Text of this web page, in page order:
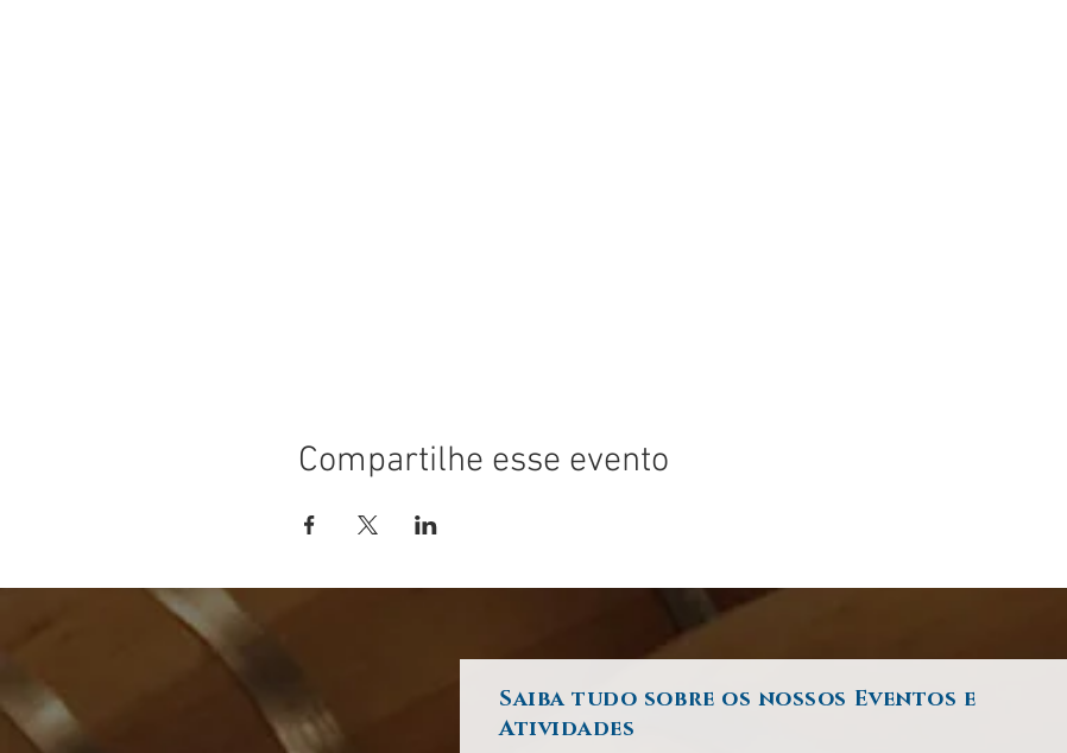
Compartilhe esse evento
Saiba tudo sobre os nossos Eventos e
Atividades